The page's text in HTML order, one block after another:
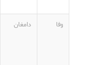
وفا دامغان